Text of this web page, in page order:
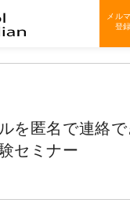
メル
登録
を匿名で連絡
セミナー